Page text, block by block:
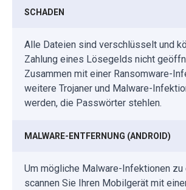
SCHADEN
Alle Dateien sind verschlüsselt und
Zahlung eines Lösegelds nicht
Zusammen mit einer Ransomware-
weitere Trojaner und Malware-
werden, die Passwörter stehlen.
MALWARE-ENTFERNUNG (ANDROID)
Um mögliche Malware-Infektionen zu
scannen Sie Ihren Mobilgerät mit